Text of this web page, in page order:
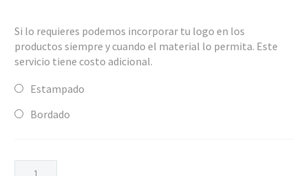
Si lo requieres podemos incorporar tu logo en los
productos siempre y cuando el material lo permita. Este
servicio tiene costo adicional.
Estampado
Bordado
COTONA